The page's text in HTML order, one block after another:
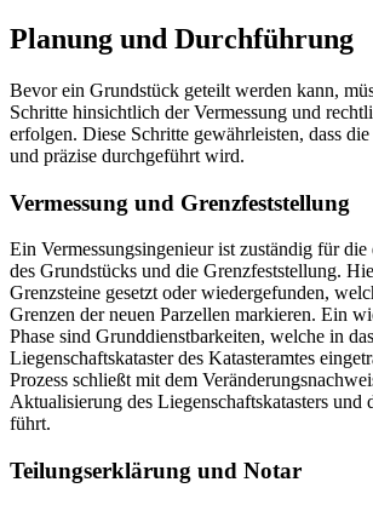
Planung und Durchführung
Bevor ein Grundstück geteilt werden kann,
Schritte hinsichtlich der Vermessung und
erfolgen. Diese Schritte gewährleisten, dass
und präzise durchgeführt wird.
Vermessung und Grenzfeststellung
Ein Vermessungsingenieur ist zuständig für die
des Grundstücks und die Grenzfeststellung.
Grenzsteine gesetzt oder wiedergefunden,
Grenzen der neuen Parzellen markieren. Ein
Phase sind Grunddienstbarkeiten, welche in das
Liegenschaftskataster des Katasteramtes
Prozess schließt mit dem
Aktualisierung des Liegenschaftskatasters und
führt.
Teilungserklärung und Notar